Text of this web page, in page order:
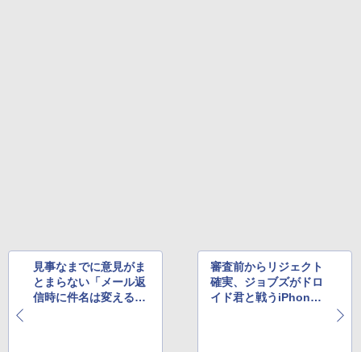
見事なまでに意見がま
とまらない「メール返
信時に件名は変えるべ
審査前からリジェクト
確実、ジョブズがドロ
イド君と戦うiPhone